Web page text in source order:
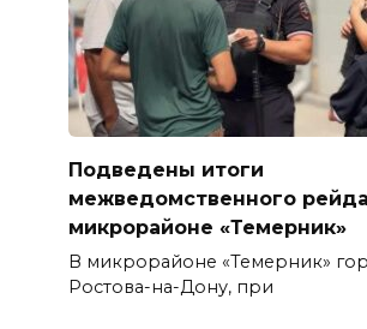
Подведены итоги
межведомственного
микрорайоне «Темерник»
В микрорайоне «Темерник»
Ростова-на-Дону, при